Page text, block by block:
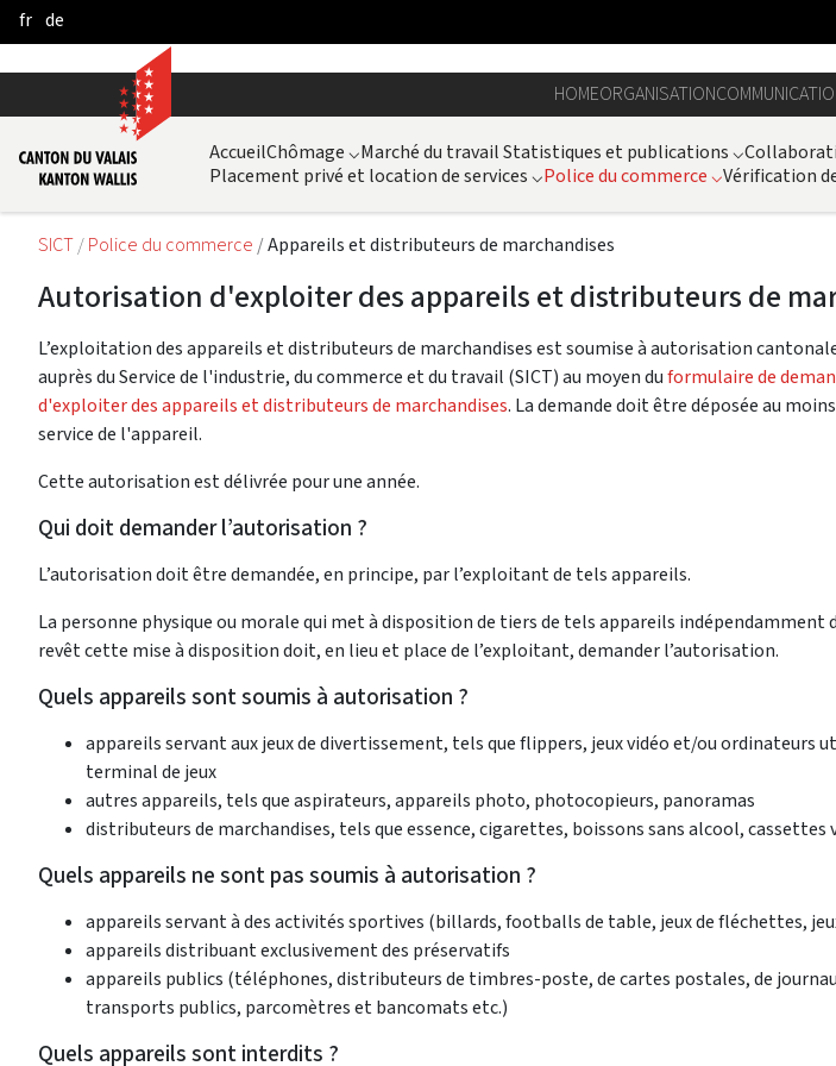
Skip to Main Content
fr de
HOMEORGANISATION
AccueilChômage ⌵Marché du travail Statistiques et publications ⌵
Placement privé et location de services ⌵Police du commerce ⌵Vérification
SICT Police du commerce Appareils et distributeurs de marchandises
Autorisation d'exploiter des appareils et distributeurs de
L’exploitation des appareils et distributeurs de marchandises est soumise à autorisation
auprès du Service de l'industrie, du commerce et du travail (SICT) au moyen duformulaire de
d'exploiter des appareils et distributeurs de marchandises. La demande doit être déposée au
service de l'appareil.
Cette autorisation est délivrée pour une année.
Qui doit demander l’autorisation ?
L’autorisation doit être demandée, en principe, par l’exploitant de tels appareils.
La personne physique ou morale qui met à disposition de tiers de tels appareils indépendamment
revêt cette mise à disposition doit, en lieu et place de l’exploitant, demander l’autorisation.
Quels appareils sont soumis à autorisation ?
appareils servant aux jeux de divertissement, tels que flippers, jeux vidéo et/ou ordinateurs
terminal de jeux
autres appareils, tels que aspirateurs, appareils photo, photocopieurs, panoramas
distributeurs de marchandises, tels que essence, cigarettes, boissons sans alcool, cassettes
Quels appareils ne sont pas soumis à autorisation ?
appareils servant à des activités sportives (billards, footballs de table, jeux de fléchettes,
appareils distribuant exclusivement des préservatifs
appareils publics (téléphones, distributeurs de timbres-poste, de cartes postales, de
transports publics, parcomètres et bancomats etc.)
Quels appareils sont interdits ?